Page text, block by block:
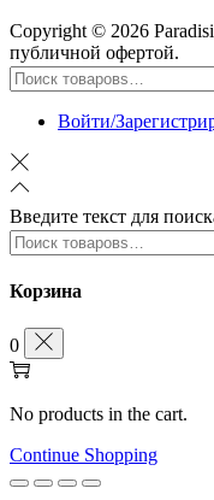
Copyright © 2026
публичной офертой.
Поиск:>
Войти/
Введите текст для
Поиск:>
Корзина
0
No products in the cart.
Continue Shopping